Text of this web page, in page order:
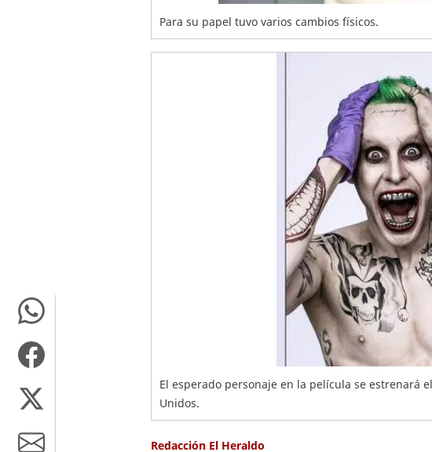
Para su papel tuvo varios cambios físicos.
El esperado personaje en la película se estrenará
Unidos.
Redacción El Heraldo